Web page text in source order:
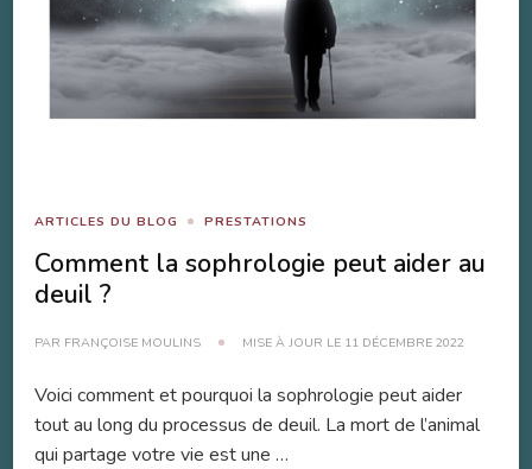
ARTICLES DU BLOG PRESTATIONS
Comment la sophrologie peut aider au
deuil ?
PAR FRANÇOISE MOULINS MISE À JOUR LE 11 DÉCEMBRE 2022
Voici comment et pourquoi la sophrologie peut aider
tout au long du processus de deuil. La mort de l’animal
qui partage votre vie est une …